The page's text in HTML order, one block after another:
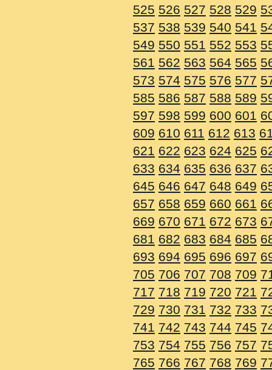
525 526 527 528 529
537 538 539 540 541
549 550 551 552 553
561 562 563 564 565
573 574 575 576 577
585 586 587 588 589
597 598 599 600 601
609 610 611 612 613
621 622 623 624 625
633 634 635 636 637
645 646 647 648 649
657 658 659 660 661
669 670 671 672 673
681 682 683 684 685
693 694 695 696 697
705 706 707 708 709
717 718 719 720 721
729 730 731 732 733
741 742 743 744 745
753 754 755 756 757
765 766 767 768 769